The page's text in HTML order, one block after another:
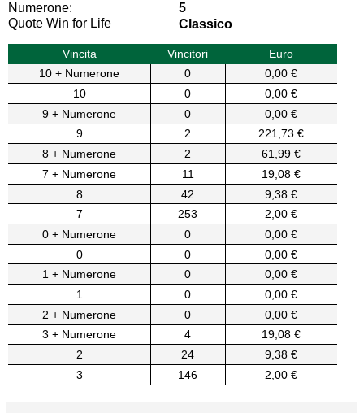
Numerone:
5
Quote Win for Life
Classico
Vincita Vincitori
Euro
10 + Numerone
0
0,00 €
10
0
0,00 €
9 + Numerone
0
0,00 €
9
2
221,73 €
8 + Numerone
2
61,99 €
7 + Numerone
11
19,08 €
8
42
9,38 €
7
253
2,00 €
0 + Numerone
0
0,00 €
0
0
0,00 €
1 + Numerone
0
0,00 €
1
0
0,00 €
2 + Numerone
0
0,00 €
3 + Numerone
4
19,08 €
2
24
9,38 €
3
146 2,00 €